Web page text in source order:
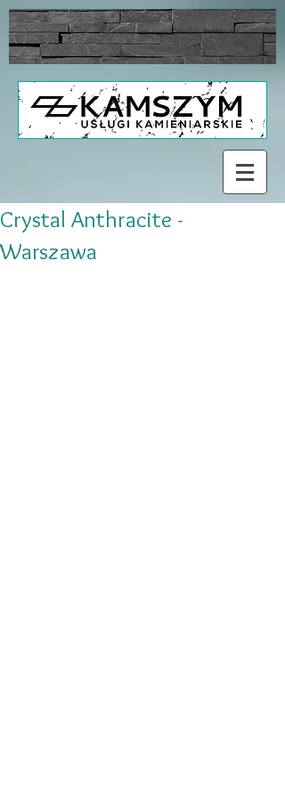
Crystal Anthracite -
Warszawa